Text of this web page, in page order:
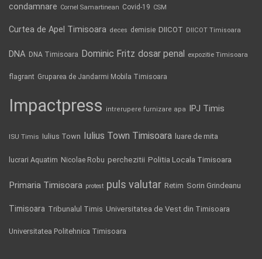
condamnare Cornel Samartinean Covid-19 CSM
Curtea de Apel Timisoara deces demisie DIICOT DIICOT Timisoara
DNA DNA Timisoara Dominic Fritz dosar penal expozitie Timisoara
flagrant Gruparea de Jandarmi Mobila Timisoara
Impactpress intrerupere furnizare apa IPJ Timis
ISU Timis Iulius Town Iulius Town Timisoara luare de mita
lucrari Aquatim Nicolae Robu perchezitii Politia Locala Timisoara
Primaria Timisoara protest puls valutar Retim Sorin Grindeanu
Timisoara Tribunalul Timis Universitatea de Vest din Timisoara
Universitatea Politehnica Timisoara